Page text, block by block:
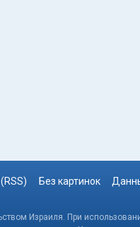
Без картинок
Израиля. При